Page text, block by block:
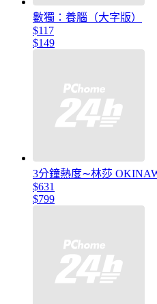
數獨：養腦（大字版）
$117
$149
3分鐘熱度∼林莎
$631
$799